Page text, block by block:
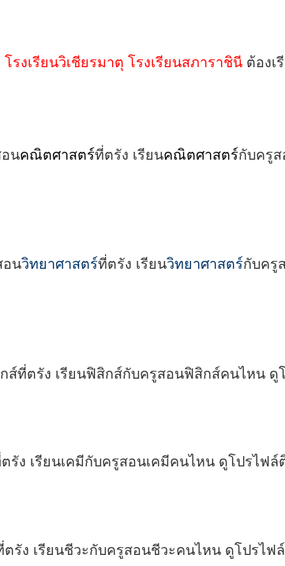
โรงเรียนวิเชียรมาตุ โรงเรียนสภาราชินี ต้องเ
นคณิตศาสตร์ที่ตรัง เรียนคณิตศาสตร์กับครู
อนวิทยาศาสตร์ที่ตรัง เรียนวิทยาศาสตร์กับครู
ส์ที่ตรัง เรียนฟิสิกส์กับครูสอนฟิสิกส์คนไหน ดู
ง เรียนเคมีกับครูสอนเคมีคนไหน ดูโปรไฟล์
รัง เรียนชีวะกับครูสอนชีวะคนไหน ดูโปรไฟ